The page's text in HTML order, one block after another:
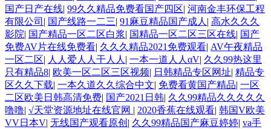
国产日产在线| 99久久精品免费看国产四区| 河南金丰环保工程
有限公司 | 国产线路一二三| 91麻豆精品国产成人 | 高水久久久
影院| 国产精品一区二区白浆| 国精品一区二区三区在线| 国产
免费AV片在线免费看| 久久久精品2021免费观看| AV午夜精品
一区二区| 人人爱人人干人人 | 一本一道人人αV| 久久99热这里
只有精品8| 欧美一区二区三区视频| 日韩精品专区网址| 精品专
区久久下载| 一本久道久久综合中文| 免费看黄国产精品| 一区
二区欧美日韩高清免费| 国产2021日韩| 久久99精品久久久久久
噜噜| √天堂资源地址在线官网 | 2020香蕉在线观看| 韩国V欧美
VV日本V| 无线国产观看原创 | 久久99精品国产麻豆婷婷| va手